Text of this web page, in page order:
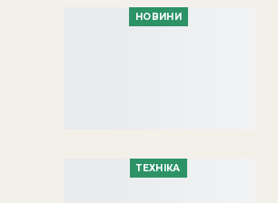
НОВИНИ
ТЕХНІКА